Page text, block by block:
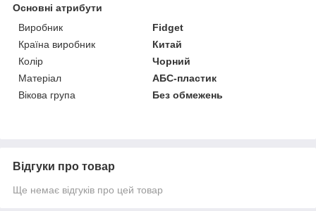
Основні атрибути
Виробник
Fidget
Країна виробник
Китай
Колір
Чорний
Матеріал
АБС-пластик
Вікова група
Без обмежень
Відгуки про товар
Ще немає відгуків про цей товар